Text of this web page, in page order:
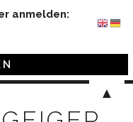
anmelden:
▲